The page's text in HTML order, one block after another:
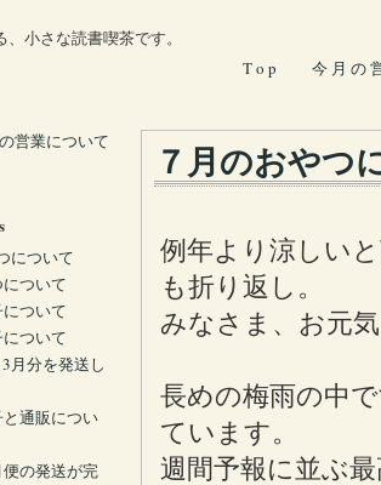
小さな読書喫茶です。
T o p
今 月 の
７月のおやつ
例年より涼しい
も折り返し。
みなさま、お元
長めの梅雨の中
ています。
週間予報に並ぶ
営業について
について
ついて
ついて
ついて
月分を発送し
通販につい
の発送が完